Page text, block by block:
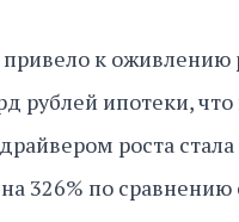
к оживлению
рублей ипотеки,
роста
на 326% по